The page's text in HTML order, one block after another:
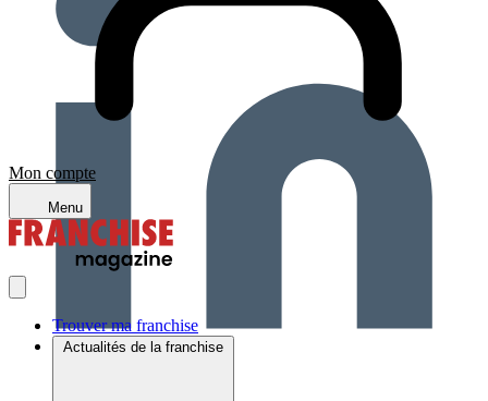
Mon compte
Menu
Trouver ma franchise
Actualités de la franchise